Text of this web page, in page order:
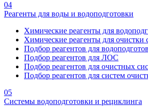
04
Реагенты для воды и водоподготовки
Химические реагенты для
Химические реагенты для очистки
Подбор реагентов для
Подбор реагентов для ЛОС
Подбор реагентов для очистных
Подбор реагентов для систем
05
Системы водоподготовки и рециклинга